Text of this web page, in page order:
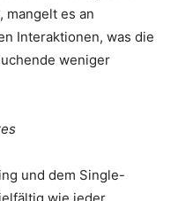
mangelt es an
Interaktionen, was die
weniger
und dem Single-